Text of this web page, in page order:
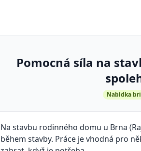
Pomocná síla na
Nabídka
Na stavbu rodinného domu u Brna
během stavby. Práce je vhodná pro